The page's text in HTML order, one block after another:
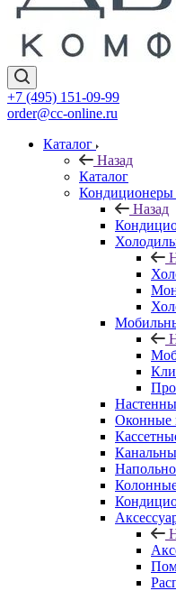
+7 (495) 151-09-99
order@cc-online.ru
Каталог
Назад
Каталог
Кондиционеры
Назад
Оконные